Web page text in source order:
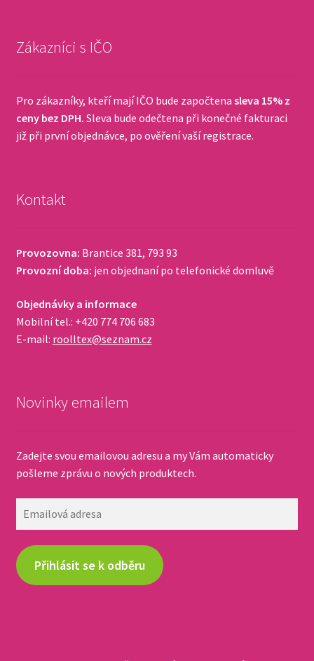
Zákazníci s IČO
Pro zákazníky, kteří mají IČO bude započtena sleva 15% z
ceny bez DPH. Sleva bude odečtena při konečné fakturaci
již při první objednávce, po ověření vaší registrace.
Kontakt
Provozovna: Brantice 381, 793 93
Provozní doba: jen objednaní po telefonické domluvě
Objednávky a informace
Mobilní tel.: +420 774 706 683
E-mail: roolltex@seznam.cz
Novinky emailem
Zadejte svou emailovou adresu a my Vám automaticky
pošleme zprávu o nových produktech.
Přihlásit se k odběru